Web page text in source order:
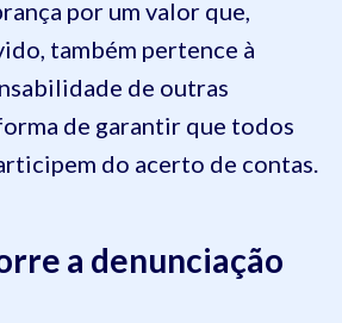
por um valor que,
também pertence à
de outras
de garantir que todos
do acerto de contas.
a denunciação